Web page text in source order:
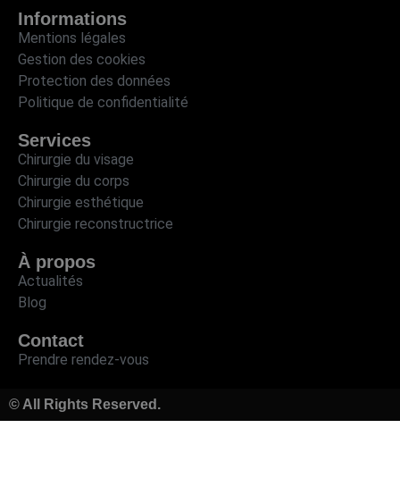
Informations
Mentions légales
Gestion des cookies
Protection des données
Politique de confidentialité
Services
Chirurgie du visage
Chirurgie du corps
Chirurgie esthétique
Chirurgie reconstructrice
À propos
Actualités
Blog
Contact
Prendre rendez-vous
© All Rights Reserved.